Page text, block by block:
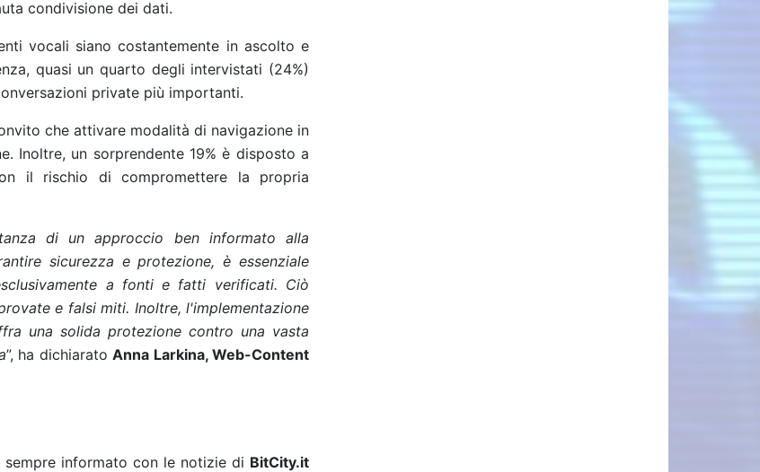
condivisione dei dati.
vocali siano costantemente in ascolto e
quasi un quarto degli intervistati (24%)
private più importanti.
che attivare modalità di navigazione in
Inoltre, un sorprendente 19% è disposto a
il rischio di compromettere la propria
di un approccio ben informato alla
sicurezza e protezione, è essenziale
a fonti e fatti verificati. Ciò
e falsi miti. Inoltre, l'implementazione
una solida protezione contro una vasta
”, ha dichiarato Anna Larkina, Web-Content
informato con le notizie di BitCity.it